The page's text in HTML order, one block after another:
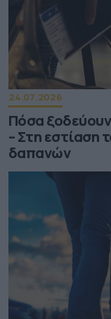
24.07.2026
Πόσα
– Στη εστίαση
δαπανών